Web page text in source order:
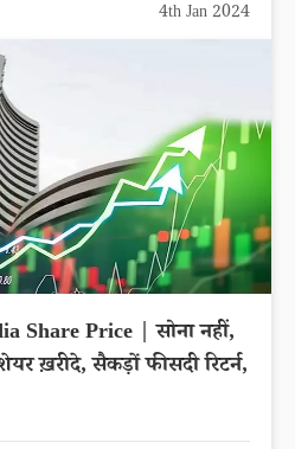
4th Jan 2024
Share Price | सोना नहीं,
ख़रीदे, सैकड़ों फीसदी रिटर्न,